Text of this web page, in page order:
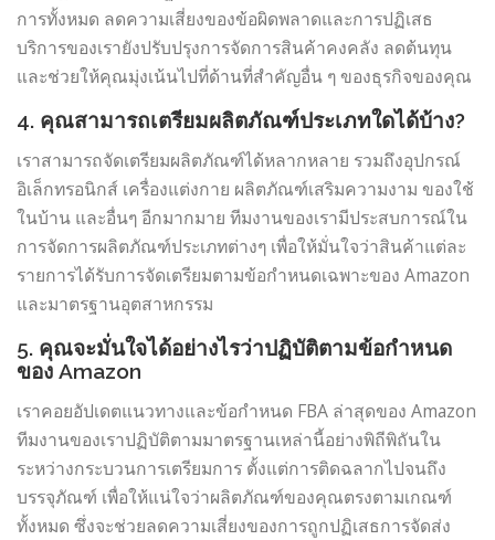
การทั้งหมด ลดความเสี่ยงของข้อผิดพลาดและการปฏิเสธ
บริการของเรายังปรับปรุงการจัดการสินค้าคงคลัง ลดต้นทุน
และช่วยให้คุณมุ่งเน้นไปที่ด้านที่สำคัญอื่น ๆ ของธุรกิจของคุณ
4. คุณสามารถเตรียมผลิตภัณฑ์ประเภทใดได้บ้าง?
เราสามารถจัดเตรียมผลิตภัณฑ์ได้หลากหลาย รวมถึงอุปกรณ์
อิเล็กทรอนิกส์ เครื่องแต่งกาย ผลิตภัณฑ์เสริมความงาม ของใช้
ในบ้าน และอื่นๆ อีกมากมาย ทีมงานของเรามีประสบการณ์ใน
การจัดการผลิตภัณฑ์ประเภทต่างๆ เพื่อให้มั่นใจว่าสินค้าแต่ละ
รายการได้รับการจัดเตรียมตามข้อกำหนดเฉพาะของ Amazon
และมาตรฐานอุตสาหกรรม
5. คุณจะมั่นใจได้อย่างไรว่าปฏิบัติตามข้อกำหนด
ของ Amazon
เราคอยอัปเดตแนวทางและข้อกำหนด FBA ล่าสุดของ Amazon
ทีมงานของเราปฏิบัติตามมาตรฐานเหล่านี้อย่างพิถีพิถันใน
ระหว่างกระบวนการเตรียมการ ตั้งแต่การติดฉลากไปจนถึง
บรรจุภัณฑ์ เพื่อให้แน่ใจว่าผลิตภัณฑ์ของคุณตรงตามเกณฑ์
ทั้งหมด ซึ่งจะช่วยลดความเสี่ยงของการถูกปฏิเสธการจัดส่ง